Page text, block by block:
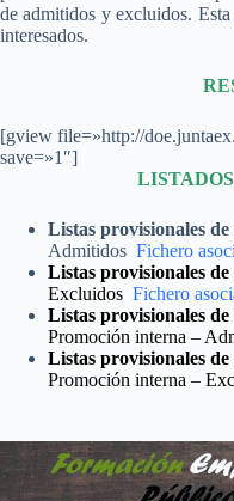
de admitidos y excluidos.
interesados.
[gview file=»http://
save=»1″]
Listas provisionales
Admitidos Fichero
Listas provisionales
Excluidos Fichero
Listas provisionales
Promoción interna –
Listas provisionales
Promoción interna –